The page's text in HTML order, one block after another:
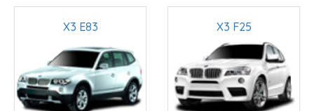
X3 E83 X3 F25